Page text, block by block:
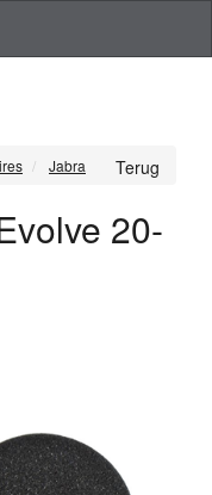
Terug
Jabra
20-